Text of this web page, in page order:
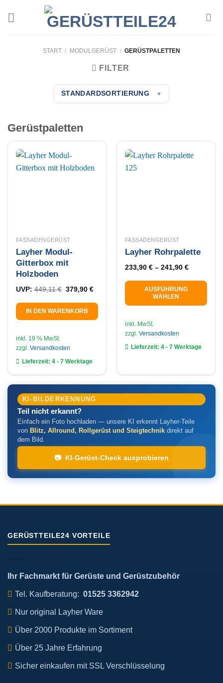
START / MODULGERÜST / GERÜSTPALETTEN
FILTER
STANDARDSORTIERUNG ▼
Gerüstpaletten
FASSADENGERÜST
Layher Modul-
Gitterbox mit
Holzboden
UVP: 449,11€ Ursprünglicher Preis war: 449,11 €
379,90 €Aktueller Preis ist: 379,90 €.
IN DEN WARENKORB
inkl. 19 % MwSt.
zzgl. Versandkosten
Lieferzeit: 4 - 7 Werktage
FASSADENGERÜST
Layher Rohrpalette
233,90 €– 241,90 €
AUSFÜHRUNG
WÄHLEN
Produkt
weist
Die
Optionen
können
auf
Produktseite
gewählt
werden
inkl. MwSt.
zzgl. Versandkosten
Lieferzeit: 4 - 7 Werktage
KI-BILDERKENNUNG
Teil nicht erkannt?
Einfach ein Foto hochladen — unsere KI erkennt Layher-Teile
von Blitz, Allround, Rollgerüst und Steigtechnik direkt auf
dem Bild.
📷 KI-Gerüst-Check ausprobieren
GERÜSTTEILE24 VORTEILE
Ihr Fachmarkt für Gerüste und Gerüstzubehör
Tel. Kaufberatung: 01525 3362942
Nur original Layher Ware
Über 2000 Produkte im Sortiment
Über 25 Jahre Erfahrung
Sicher einkaufen mit SSL Verschlüsselung